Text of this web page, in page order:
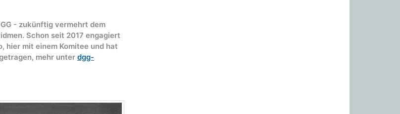
- zukünftig vermehrt dem
Schon seit 2017 engagiert
hier mit einem Komitee und hat
mehr unter dgg-